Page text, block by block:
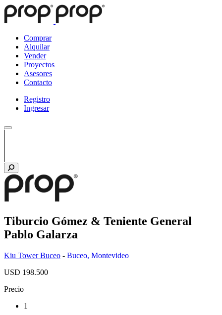
Comprar
Alquilar
Vender
Proyectos
Asesores
Contacto
Registro
Ingresar
Tiburcio Gómez & Teniente General
Pablo Galarza
Kiu Tower Buceo - Buceo, Montevideo
USD 198.500
Precio
1